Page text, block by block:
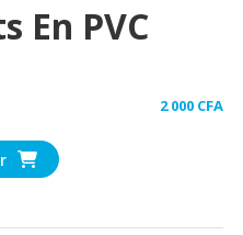
En PVC
2 000 CFA